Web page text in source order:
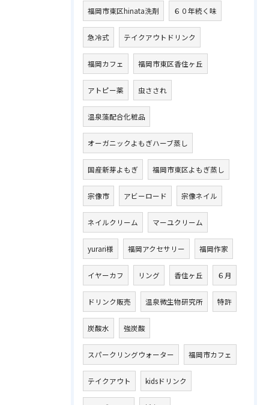
福岡市東区hinata洗剤 ６０年続く味
急冷式 テイクアウトドリンク
福岡カフェ 福岡市東区香住ヶ丘
アトピー薬 虫さされ
温泉藻配合化粧品
オーガニックよもぎハーブ蒸し
国産新芽よもぎ 福岡市東区よもぎ蒸し
宗像市 アビーロード 宗像ネイル
ネイルクリーム マーユクリーム
yurari様 福岡アクセサリー 福岡作家
イヤーカフ リング 香住ヶ丘 ６月
ドリンク販売 温泉微生物研究所 特許
炭酸水 強炭酸
スパークリングウォーター 福岡市カフェ
テイクアウト kidsドリンク